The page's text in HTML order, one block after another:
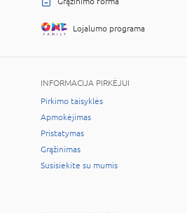
Lojalumo programa
INFORMACIJA PIRKĖJUI
Pirkimo taisyklės
Apmokėjimas
Pristatymas
Grąžinimas
Susisiekite su mumis